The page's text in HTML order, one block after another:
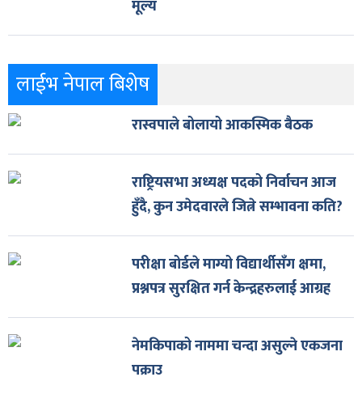
मूल्य
लाईभ नेपाल बिशेष
रास्वपाले बोलायो आकस्मिक बैठक
राष्ट्रियसभा अध्यक्ष पदको निर्वाचन आज
हुँदै, कुन उमेदवारले जित्ने सम्भावना कति?
परीक्षा बोर्डले माग्यो विद्यार्थीसँग क्षमा,
प्रश्नपत्र सुरक्षित गर्न केन्द्रहरुलाई आग्रह
नेमकिपाको नाममा चन्दा असुल्ने एकजना
पक्राउ